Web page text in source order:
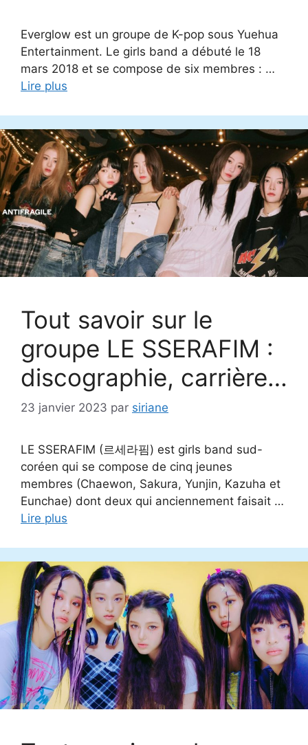
Everglow est un groupe de K-pop sous Yuehua
Entertainment. Le girls band a débuté le 18
mars 2018 et se compose de six membres : …
Lire plus
Tout savoir sur le
groupe LE SSERAFIM :
discographie, carrière…
23 janvier 2023 par siriane
LE SSERAFIM (르세라핌) est girls band sud-
coréen qui se compose de cinq jeunes
membres (Chaewon, Sakura, Yunjin, Kazuha et
Eunchae) dont deux qui anciennement faisait …
Lire plus